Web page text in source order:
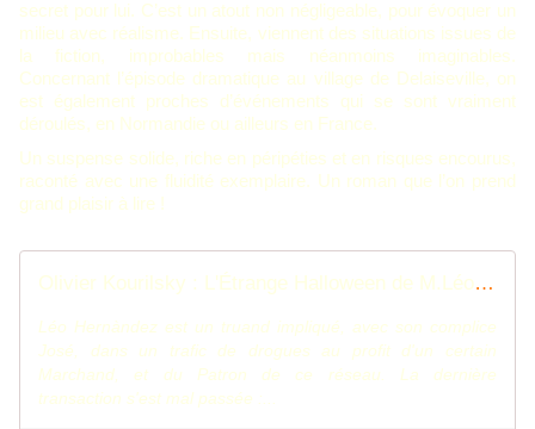
secret pour lui. C’est un atout non négligeable, pour évoquer un
milieu avec réalisme. Ensuite, viennent des situations issues de
la fiction, improbables mais néanmoins imaginables.
Concernant l’épisode dramatique au village de Delaiseville, on
est également proches d’événements qui se sont vraiment
déroulés, en Normandie ou ailleurs en France.
Un suspense solide, riche en péripéties et en risques encourus,
raconté avec une fluidité exemplaire. Un roman que l’on prend
grand plaisir à lire !
Olivier Kourilsky : L'Étrange Halloween de M.Léo (Éd.Glyphe, 2016) - Le blog de Claude LE NOCHER
Léo Hernàndez est un truand impliqué, avec son complice
José, dans un trafic de drogues au profit d'un certain
Marchand, et du Patron de ce réseau. La dernière
transaction s'est mal passée :...